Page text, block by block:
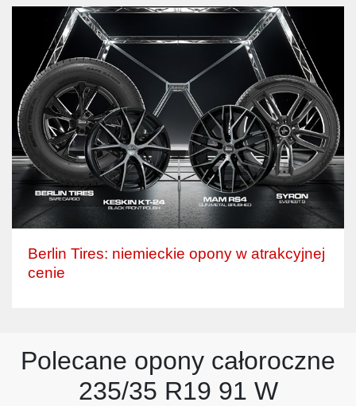
Berlin Tires: niemieckie opony w atrakcyjnej
cenie
Polecane opony całoroczne
235/35 R19 91 W